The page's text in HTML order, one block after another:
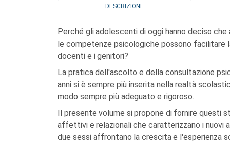
DESCRIZIONE
Perché gli adolescenti di oggi hanno deciso
le competenze psicologiche possono facilitare
docenti e i genitori?
La pratica dell'ascolto e della consultazione
anni si è sempre più inserita nella realtà
modo sempre più adeguato e rigoroso.
Il presente volume si propone di fornire questi
affettivi e relazionali che caratterizzano i nuovi
due sessi affrontano la crescita e l'esperienza